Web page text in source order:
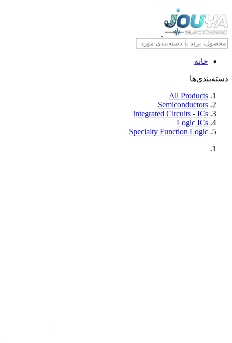
خانه
دسته‌بندی‌ها
All Products
Semiconductors
Integrated Circuits - ICs
Logic ICs
Specialty Function Logic